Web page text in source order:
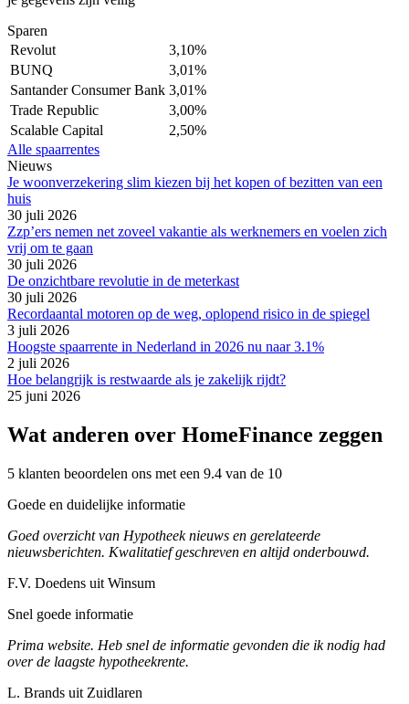
Sparen
Revolut
3,10%
BUNQ
3,01%
Santander Consumer Bank 3,01%
Trade Republic
3,00%
Scalable Capital
2,50%
Alle spaarrentes
Nieuws
Je woonverzekering slim kiezen bij het kopen of bezitten van een
huis
30 juli 2026
Zzp’ers nemen net zoveel vakantie als werknemers en voelen zich
vrij om te gaan
30 juli 2026
De onzichtbare revolutie in de meterkast
30 juli 2026
Recordaantal motoren op de weg, oplopend risico in de spiegel
3 juli 2026
Hoogste spaarrente in Nederland in 2026 nu naar 3.1%
2 juli 2026
Hoe belangrijk is restwaarde als je zakelijk rijdt?
25 juni 2026
Wat anderen over HomeFinance zeggen
5 klanten beoordelen ons met een 9.4 van de 10
Goede en duidelijke informatie
Goed overzicht van Hypotheek nieuws en gerelateerde
nieuwsberichten. Kwalitatief geschreven en altijd onderbouwd.
F.V. Doedens uit Winsum
Snel goede informatie
Prima website. Heb snel de informatie gevonden die ik nodig had
over de laagste hypotheekrente.
L. Brands uit Zuidlaren